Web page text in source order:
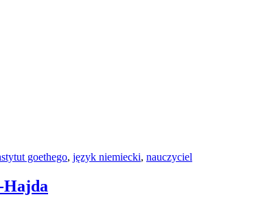
goethego, język niemiecki, nauczyciel
Hajda